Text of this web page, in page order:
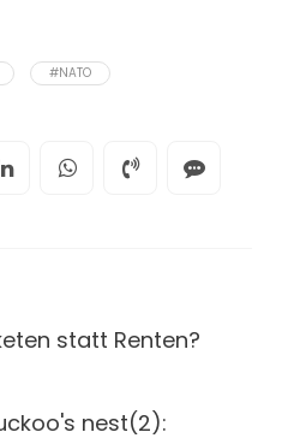
#NATO
statt Renten?
nest(2):